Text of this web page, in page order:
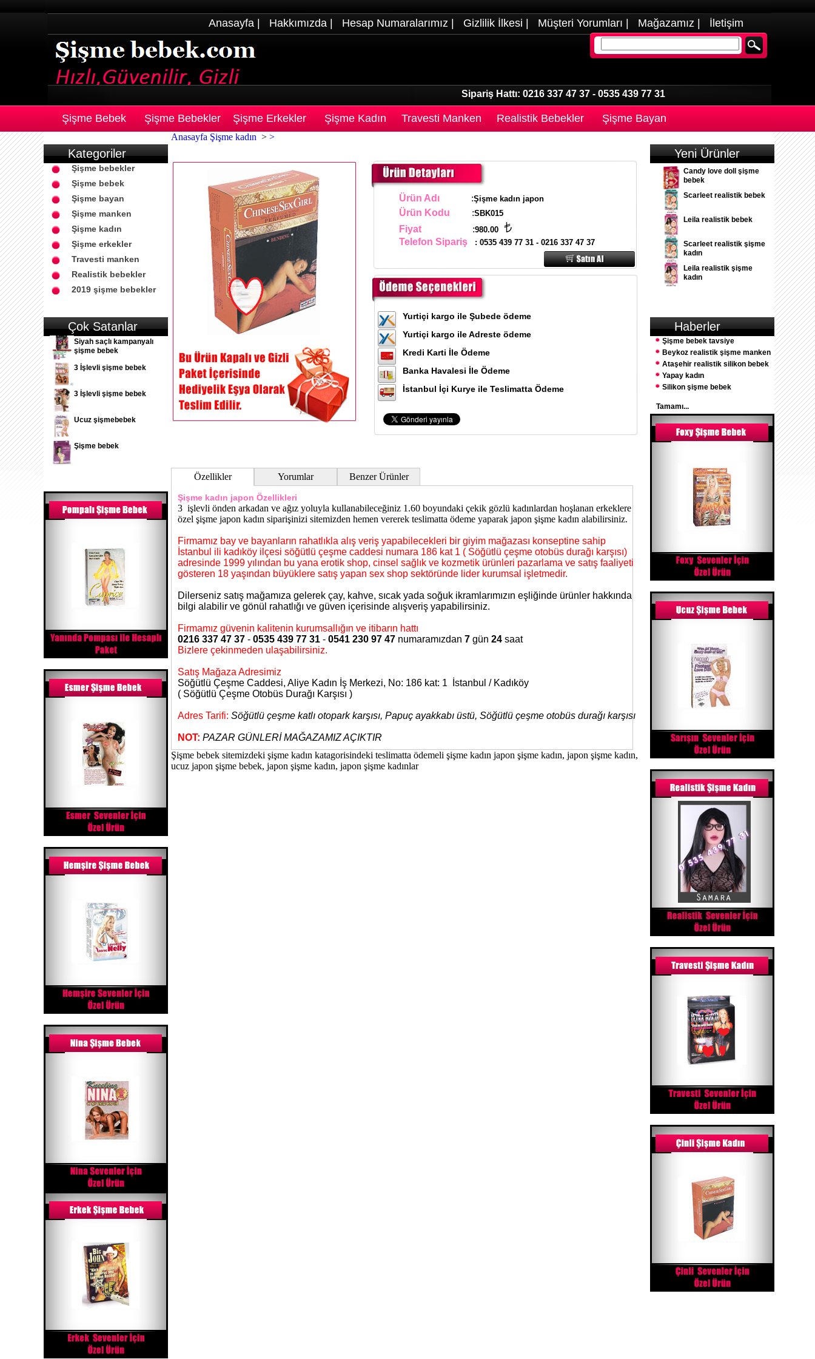
Anasayfa Hakkımızda Hesap Numaralarımız Gizlilik İlkesi Müşteri Yorumları Mağazamız İletişim
Sipariş Hattı: 0216 337 47 37 - 0535 439 77 31
Şişme Bebek Şişme Bebekler Şişme Erkekler Şişme Kadın Travesti Manken Realistik Bebekler Şişme Bayan
Kategoriler
Şişme bebekler
Şişme bebek
Şişme bayan
Şişme manken
Şişme kadın
Şişme erkekler
Travesti manken
Realistik bebekler
2019 şişme bebekler
Çok Satanlar
Siyah saçlı kampanyalı
şişme bebek
3 İşlevli şişme bebek
3 İşlevli şişme bebek
Ucuz şişmebebek
Şişme bebek
Anasayfa Şişme kadın > >
Ürün Adı :Şişme kadın japon
Ürün Kodu :SBK015
Fiyat :980.00
Telefon Sipariş : 0535 439 77 31 - 0216 337 47 37
Yurtiçi kargo ile Şubede ödeme
Yurtiçi kargo ile Adreste ödeme
Kredi Karti İle Ödeme
Banka Havalesi İle Ödeme
İstanbul İçi Kurye ile Teslimatta Ödeme
Özellikler Yorumlar Benzer Ürünler
Şişme kadın japon Özellikleri
3 işlevli önden arkadan ve ağız yoluyla kullanabileceğiniz 1.60 boyundaki çekik gözlü kadınlardan hoşlanan erkeklere
özel şişme japon kadın siparişinizi sitemizden hemen vererek teslimatta ödeme yaparak japon şişme kadın alabilirsiniz.
Firmamız bay ve bayanların rahatlıkla alış veriş yapabilecekleri bir giyim mağazası konseptine sahip
İstanbul ili kadıköy ilçesi söğütlü çeşme caddesi numara 186 kat 1 ( Söğütlü çeşme otobüs durağı karşısı)
adresinde 1999 yılından bu yana erotik shop, cinsel sağlık ve kozmetik ürünleri pazarlama ve satış faaliyeti
gösteren 18 yaşından büyüklere satış yapan sex shop sektöründe lider kurumsal işletmedir.
Dilerseniz satış mağamıza gelerek çay, kahve, sıcak yada soğuk ikramlarımızın eşliğinde ürünler hakkında
bilgi alabilir ve gönül rahatlığı ve güven içerisinde alışveriş yapabilirsiniz.
Firmamız güvenin kalitenin kurumsallığın ve itibarın hattı
0216 337 47 37 - 0535 439 77 31 - 0541 230 97 47 numaramızdan 7 gün 24 saat
Bizlere çekinmeden ulaşabilirsiniz.
Satış Mağaza Adresimiz
Söğütlü Çeşme Caddesi, Aliye Kadın İş Merkezi, No: 186 kat: 1 İstanbul / Kadıköy
( Söğütlü Çeşme Otobüs Durağı Karşısı )
Adres Tarifi: Söğütlü çeşme katlı otopark karşısı, Papuç ayakkabı üstü, Söğütlü çeşme otobüs durağı karşısı
NOT: PAZAR GÜNLERİ MAĞAZAMIZ AÇIKTIR
Şişme bebek sitemizdeki şişme kadın katagorisindeki teslimatta ödemeli şişme kadın japon şişme kadın, japon şişme kadın,
ucuz japon şişme bebek, japon şişme kadın, japon şişme kadınlar
Yeni Ürünler
Candy love doll şişme
bebek
Scarleet realistik bebek
Leila realistik bebek
Scarleet realistik şişme
kadın
Leila realistik şişme
kadın
Haberler
Şişme bebek tavsiye
Beykoz realistik şişme manken
Ataşehir realistik silikon bebek
Yapay kadın
Silikon şişme bebek
Tamamı...